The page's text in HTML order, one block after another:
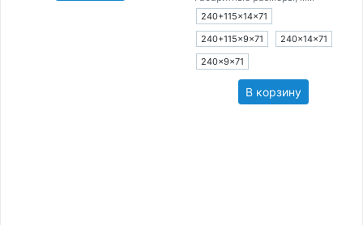
240+115×14×71
240+115×9×71
240×14×71
240×9×71
В корзину